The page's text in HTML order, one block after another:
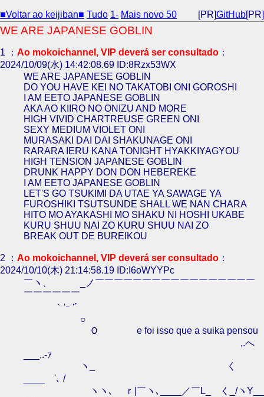
■Voltar ao keijiban■ Tudo 1- Mais novo 50 [PR]GitHub[PR]
WE ARE JAPANESE GOBLIN
1 ： Ao mokoichannel, VIP deverá ser consultado ：
2024/10/09(水) 14:42:08.69 ID:8Rzx53WX
WE ARE JAPANESE GOBLIN
DO YOU HAVE KEI NO TAKATOBI ONI GOROSHI
I AM EETO JAPANESE GOBLIN
AKA AO KIIRO NO ONIZU AND MORE
HIGH VIVID CHARTREUSE GREEN ONI
SEXY MEDIUM VIOLET ONI
MURASAKI DAI DAI SHAKUNAGE ONI
RARARA IERU KANA TONIGHT HYAKKIYAGYOU
HIGH TENSION JAPANESE GOBLIN
DRUNK HAPPY DON DON HEBEREKE
I AM EETO JAPANESE GOBLIN
LET'S GO TSUKIMI DA UTAE YA SAWAGE YA
FUROSHIKI TSUTSUNDE SHALL WE NAN CHARA
HITO MO AYAKASHI MO SHAKU NI HOSHI UKABE
KURU SHUU NAI ZO KURU SHUU NAI ZO
BREAK OUT DE BUREIKOU
2 ： Ao mokoichannel, VIP deverá ser consultado ：
2024/10/10(木) 21:14:58.19 ID:I6oWYYPc
￣ヽ、 _ノ￣￣￣￣￣￣￣￣￣￣￣￣￣￣￣￣￣
￣￣￣￣￣￣
｀'ｰ '´
○
Ｏ e foi isso que a suika pensou
,.へ
___,.-ｧ
ヽ_ く
____ゝ'､ /
ヽヽ､ ｒ|￣ヽ､____／￣L_ く_/ヽY__